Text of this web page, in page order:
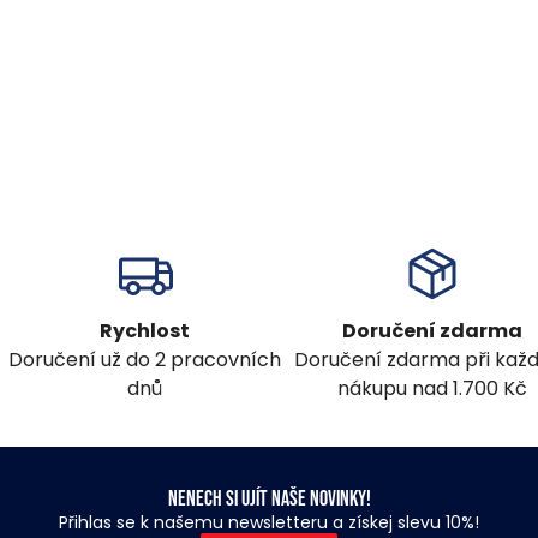
Rychlost
Doručení už do 2 pracovních
dnů
Doručení zdarma
Doručení zdarma při
nákupu nad 1.700 Kč
Nenech si ujít naše novinky!
Přihlas se k našemu newsletteru a získej slevu 10%!